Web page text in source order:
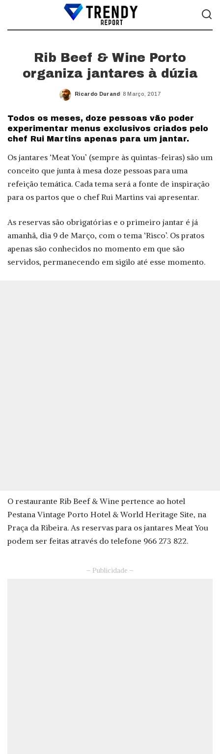
Rib Beef & Wine Porto
organiza jantares à dúzia
Posted
Ricardo Durand 8 Março, 2017
Todos os meses, doze pessoas vão poder
experimentar menus exclusivos criados pelo
chef Rui Martins apenas para um jantar.
Os jantares ‘Meat You’ (sempre às quintas-feiras) são um
conceito que junta à mesa doze pessoas para uma
refeição temática. Cada tema será a fonte de inspiração
para os partos que o chef Rui Martins vai apresentar.
As reservas são obrigatórias e o primeiro jantar é já
amanhã, dia 9 de Março, com o tema ‘Risco’. Os pratos
apenas são conhecidos no momento em que são
servidos, permanecendo em sigilo até esse momento.
O restaurante Rib Beef & Wine pertence ao hotel
Pestana Vintage Porto Hotel & World Heritage Site, na
Praça da Ribeira. As reservas para os jantares Meat You
podem ser feitas através do telefone 966 273 822.
– Publicidade –